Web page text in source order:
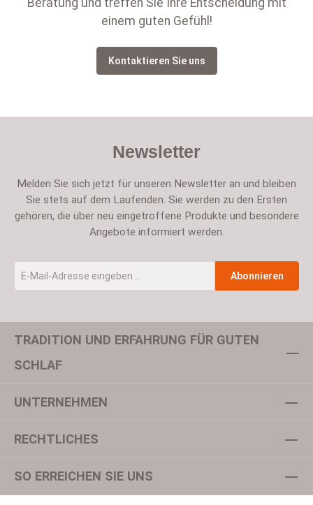
Beratung und treffen Sie Ihre Entscheidung mit
einem guten Gefühl!
Kontaktieren Sie uns
Newsletter
Melden Sie sich jetzt für unseren Newsletter an und bleiben
Sie stets auf dem Laufenden. Sie werden zu den Ersten
gehören, die über neu eingetroffene Produkte und besondere
Angebote informiert werden.
Abonnieren
Um weiterzugehen, geben Sie die oben abgebildeten Zeichen ein
genommen und die
TRADITION UND ERFAHRUNG FÜR GUTEN
SCHLAF
SO ERREICHEN SIE UNS
UNTERNEHMEN
RECHTLICHES